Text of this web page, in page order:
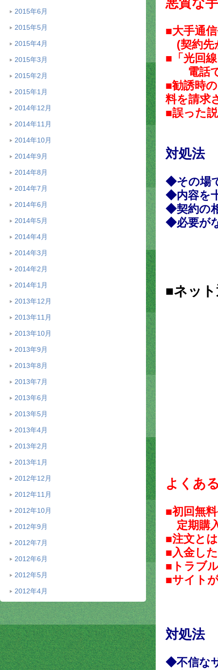
2015年6月
2015年5月
2015年4月
2015年3月
2015年2月
2015年1月
2014年12月
2014年11月
2014年10月
2014年9月
2014年8月
2014年7月
2014年6月
2014年5月
2014年4月
2014年3月
2014年2月
2014年1月
2013年12月
2013年11月
2013年10月
2013年9月
2013年8月
2013年7月
2013年6月
2013年5月
2013年4月
2013年2月
2013年1月
2012年12月
2012年11月
2012年10月
2012年9月
2012年7月
2012年6月
2012年5月
2012年4月
■大手通
(契約先
■「光回
電話で
■勧誘時
料を請求
■誤った
対処法
◆その場
◆内容を
◆契約の
◆必要が
■ネッ
よくあ
■初回無
定期購
■注文と
■入金し
■トラブ
■サイト
対処法
◆不信な